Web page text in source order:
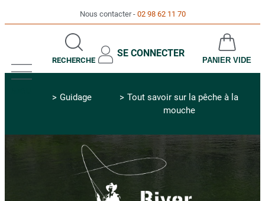
Nous contacter 02 98 62 11 70
RECHERCHE
SE CONNECTER
PANIER VIDE
Guidage
Tout savoir sur la pêche à la
mouche